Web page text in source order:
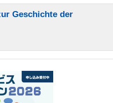
Geschichte der